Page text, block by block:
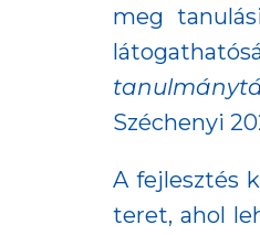
meg
Széchenyi
A fejlesztés
teret, ahol